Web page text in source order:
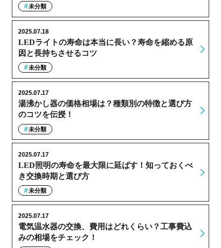
未分類
LEDライトの寿命は本当に長い？寿命を縮める原
因と長持ちさせるコツ
2025.07.18
未分類
湯沸かし器の価格相場は？種類別の特徴と選び方
のコツを伝授！
2025.07.17
未分類
LED照明の寿命を最大限に延ばす！知っておくべ
き交換時期と選び方
2025.07.17
未分類
電気温水器の交換、費用はどれくらい？工事費込
みの相場をチェック！
2025.07.17